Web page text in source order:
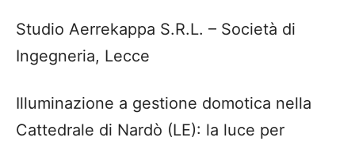
Studio Aerrekappa S.R.L. – Società di
Ingegneria, Lecce
Illuminazione a gestione domotica nella
Cattedrale di Nardò (LE): la luce per